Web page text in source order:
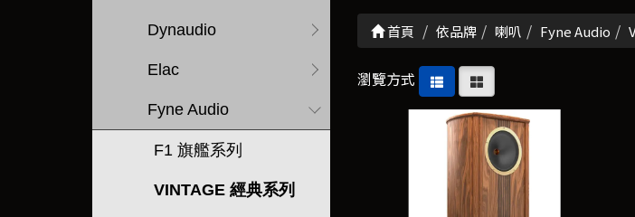
Dynaudio
Elac
Fyne Audio
F1 旗艦系列
VINTAGE 經典系列
首頁 依品牌 喇叭 Fyne Audio
瀏覽方式